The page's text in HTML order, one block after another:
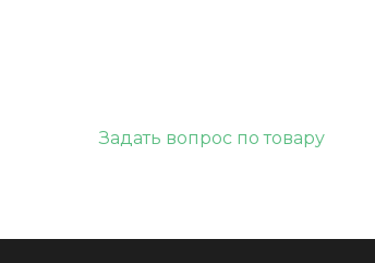
Задать вопрос по товару